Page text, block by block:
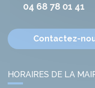
04 68 78 01 41
Contactez-
HORAIRES DE LA